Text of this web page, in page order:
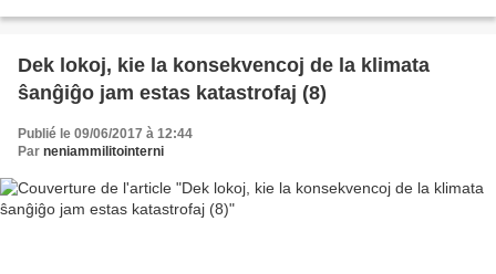
Dek lokoj, kie la konsekvencoj de la klimata
ŝanĝiĝo jam estas katastrofaj (8)
Publié le 09/06/2017 à 12:44
Par neniammilitointerni